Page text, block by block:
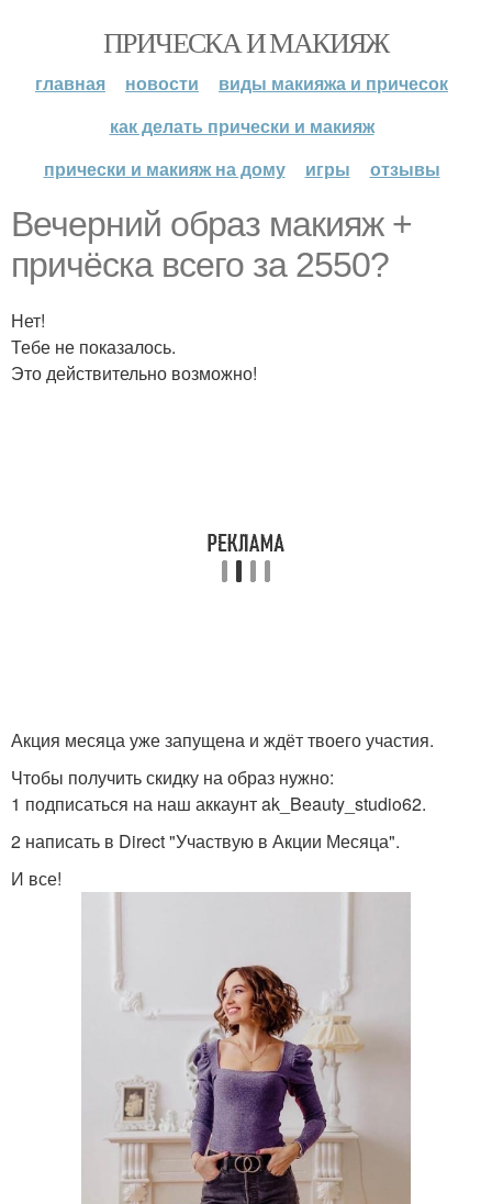
ПРИЧЕСКА И МАКИЯЖ
главная новости
виды макияжа и причесок
как делать прически и макияж
прически и макияж на дому
игры отзывы
Вечерний образ макияж +
причёска всего за 2550?
Нет!
Тебе не показалось.
Это действительно возможно!
Акция месяца уже запущена и ждёт твоего участия.
Чтобы получить скидку на образ нужно:
1 подписаться на наш аккаунт ak_Beauty_studio62.
2 написать в Direct "Участвую в Акции Месяца".
И все!